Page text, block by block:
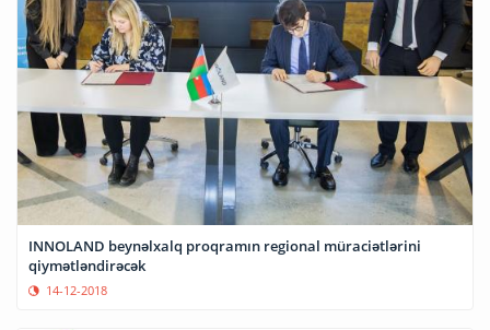
INNOLAND beynəlxalq proqramın regional müraciətlərini
qiymətləndirəcək
14-12-2018